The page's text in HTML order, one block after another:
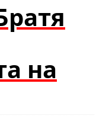
на